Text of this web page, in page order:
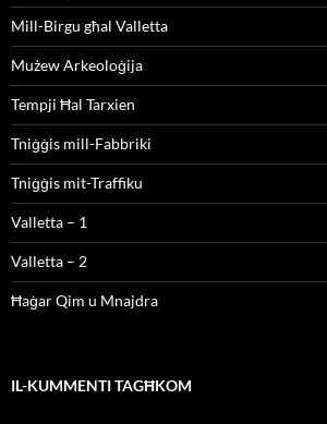
Mill-Birgu għal Valletta
Mużew Arkeoloġija
Tempji Ħal Tarxien
Tniġġis mill-Fabbriki
Tniġġis mit-Traffiku
Valletta – 1
Valletta – 2
Ħaġar Qim u Mnajdra
IL-KUMMENTI TAGĦKOM